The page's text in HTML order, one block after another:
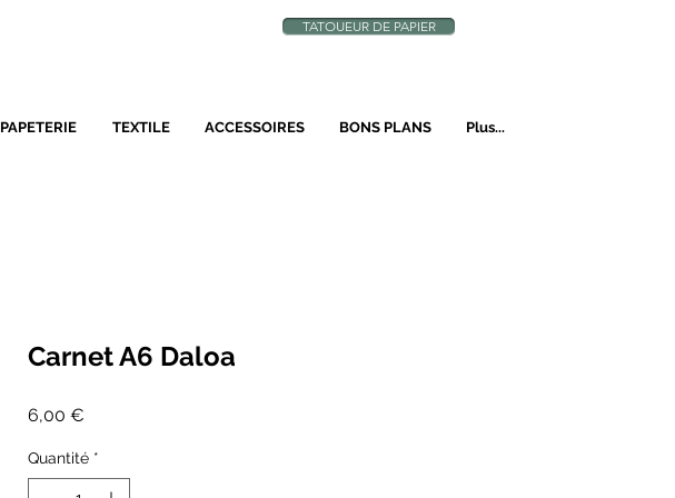
TATOUEUR DE PAPIER
PAPETERIE TEXTILE ACCESSOIRES BONS PLANS Plus...
Carnet A6 Daloa
6,00 €
Quantité *